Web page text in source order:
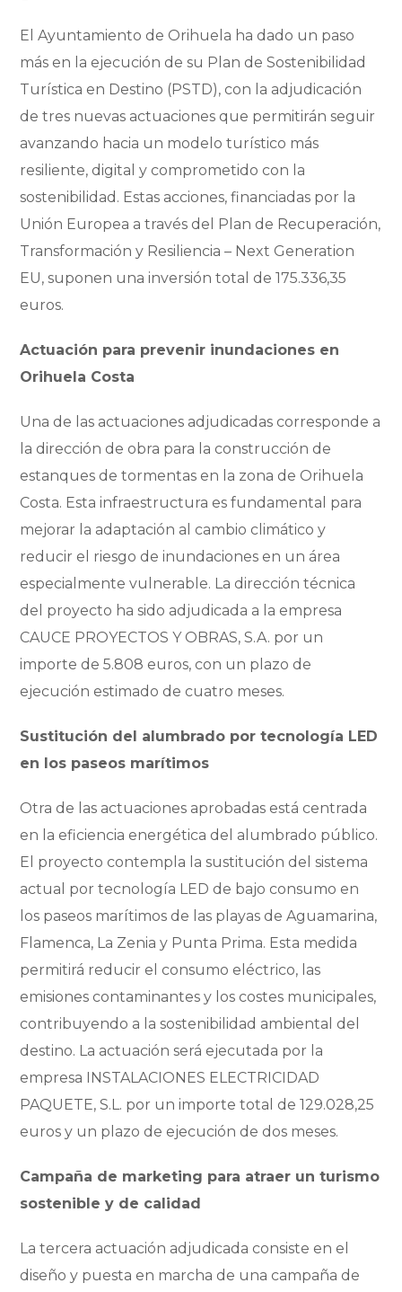
El Ayuntamiento de Orihuela ha dado un paso
más en la ejecución de su Plan de Sostenibilidad
Turística en Destino (PSTD), con la adjudicación
de tres nuevas actuaciones que permitirán seguir
avanzando hacia un modelo turístico más
resiliente, digital y comprometido con la
sostenibilidad. Estas acciones, financiadas por la
Unión Europea a través del Plan de Recuperación,
Transformación y Resiliencia– Next Generation
EU, suponen una inversión total de 175.336,35
euros.
Actuación para prevenir inundaciones en
Orihuela Costa
Una de las actuaciones adjudicadas corresponde a
la dirección de obra para la construcción de
estanques de tormentas en la zona de Orihuela
Costa. Esta infraestructura es fundamental para
mejorar la adaptación al cambio climático y
reducir el riesgo de inundaciones en un área
especialmente vulnerable. La dirección técnica
del proyecto ha sido adjudicada a la empresa
CAUCE PROYECTOS Y OBRAS, S.A. por un
importe de 5.808 euros, con un plazo de
ejecución estimado de cuatro meses.
Sustitución del alumbrado por tecnología LED
en los paseos marítimos
Otra de las actuaciones aprobadas está centrada
en la eficiencia energética del alumbrado público.
El proyecto contempla la sustitución del sistema
actual por tecnología LED de bajo consumo en
los paseos marítimos de las playas de Aguamarina,
Flamenca, La Zenia y Punta Prima. Esta medida
permitirá reducir el consumo el éctrico, las
emisiones contaminantes y los costes municipales,
contribuyendo a la sostenibilidad ambiental del
destino. La actuación será ejecutada por la
empresa INSTALACIONES ELECTRICIDAD
PAQUETE, S.L. por un importe total de 129.028,25
euros y un plazo de ejecución de dos meses.
Campaña de marketing para atraer un turismo
sostenible y de calidad
La tercera actuación adjudicada consiste en el
diseño y puesta en marcha de una campaña de